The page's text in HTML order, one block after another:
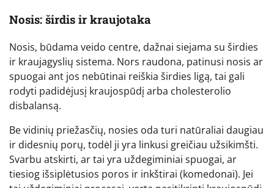
Nosis: širdis ir kraujotaka
Nosis, būdama veido centre, dažnai siejama su širdies
ir kraujagyslių sistema. Nors raudona, patinusi nosis ar
spuogai ant jos nebūtinai reiškia širdies ligą, tai gali
rodyti padidėjusį kraujospūdį arba cholesterolio
disbalansą.
Be vidinių priežasčių, nosies oda turi natūraliai daugiau
ir didesnių porų, todėl ji yra linkusi greičiau užsikimšti.
Svarbu atskirti, ar tai yra uždegiminiai spuogai, ar
tiesiog išsiplėtusios poros ir inkštirai (komedonai). Jei